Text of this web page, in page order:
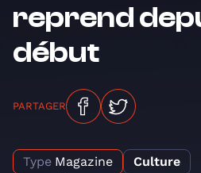
reprend
début
PARTAGER
Type Magazine
Culture